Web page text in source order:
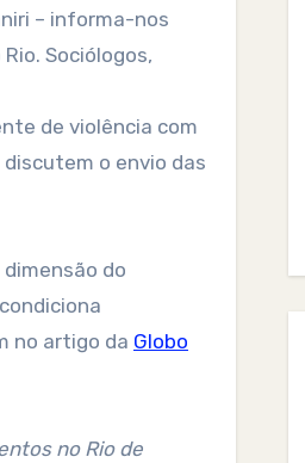
Sociólogos,
de violência com
o envio das
do
no artigo da Globo
no Rio de